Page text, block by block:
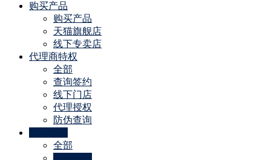
购买产品
购买产品
天猫旗舰店
线下专卖店
代理商特权
全部
查询签约
线下门店
代理授权
防伪查询
全部